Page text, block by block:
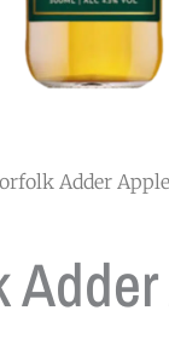
Adder